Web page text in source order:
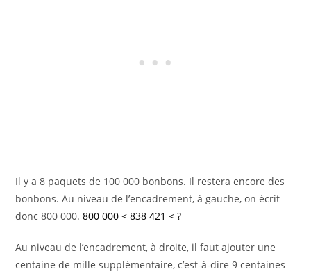
Il y a 8 paquets de 100 000 bonbons. Il restera encore des
bonbons. Au niveau de l’encadrement, à gauche, on écrit
donc 800 000.800 000 < 838 421 < ?
Au niveau de l’encadrement, à droite, il faut ajouter une
centaine de mille supplémentaire, c’est-à-dire 9 centaines